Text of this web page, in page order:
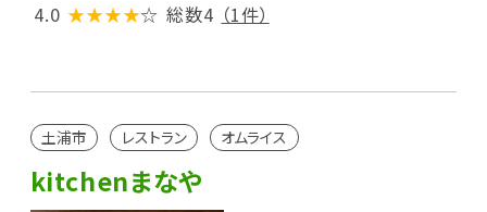
4.0 ★★★★☆ 総数4 （1件）
土浦市 レストラン オムライス
kitchenまなや